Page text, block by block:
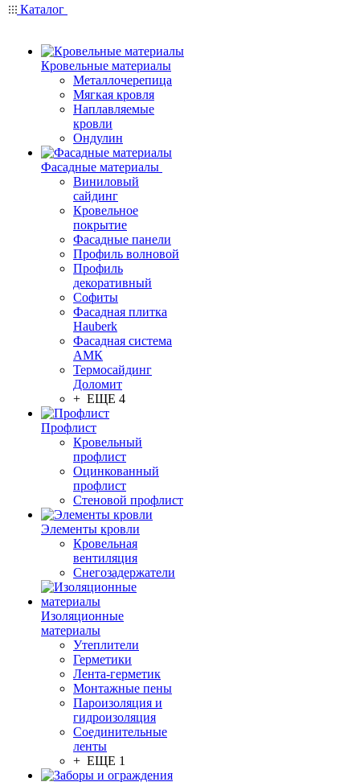
Каталог
Кровельные материалы
Металлочерепица
Мягкая кровля
Наплавляемые
кровли
Ондулин
Фасадные материалы
Виниловый
сайдинг
Кровельное
покрытие
Фасадные панели
Профиль волновой
Профиль
декоративный
Софиты
Фасадная плитка
Hauberk
Фасадная система
АМК
Термосайдинг
Доломит
+ ЕЩЕ 4
Профлист
Кровельный
профлист
Оцинкованный
профлист
Стеновой профлист
Элементы кровли
Кровельная
вентиляция
Снегозадержатели
Изоляционные
материалы
Утеплители
Герметики
Лента-герметик
Монтажные пены
Пароизоляция и
гидроизоляция
Соединительные
ленты
+ ЕЩЕ 1